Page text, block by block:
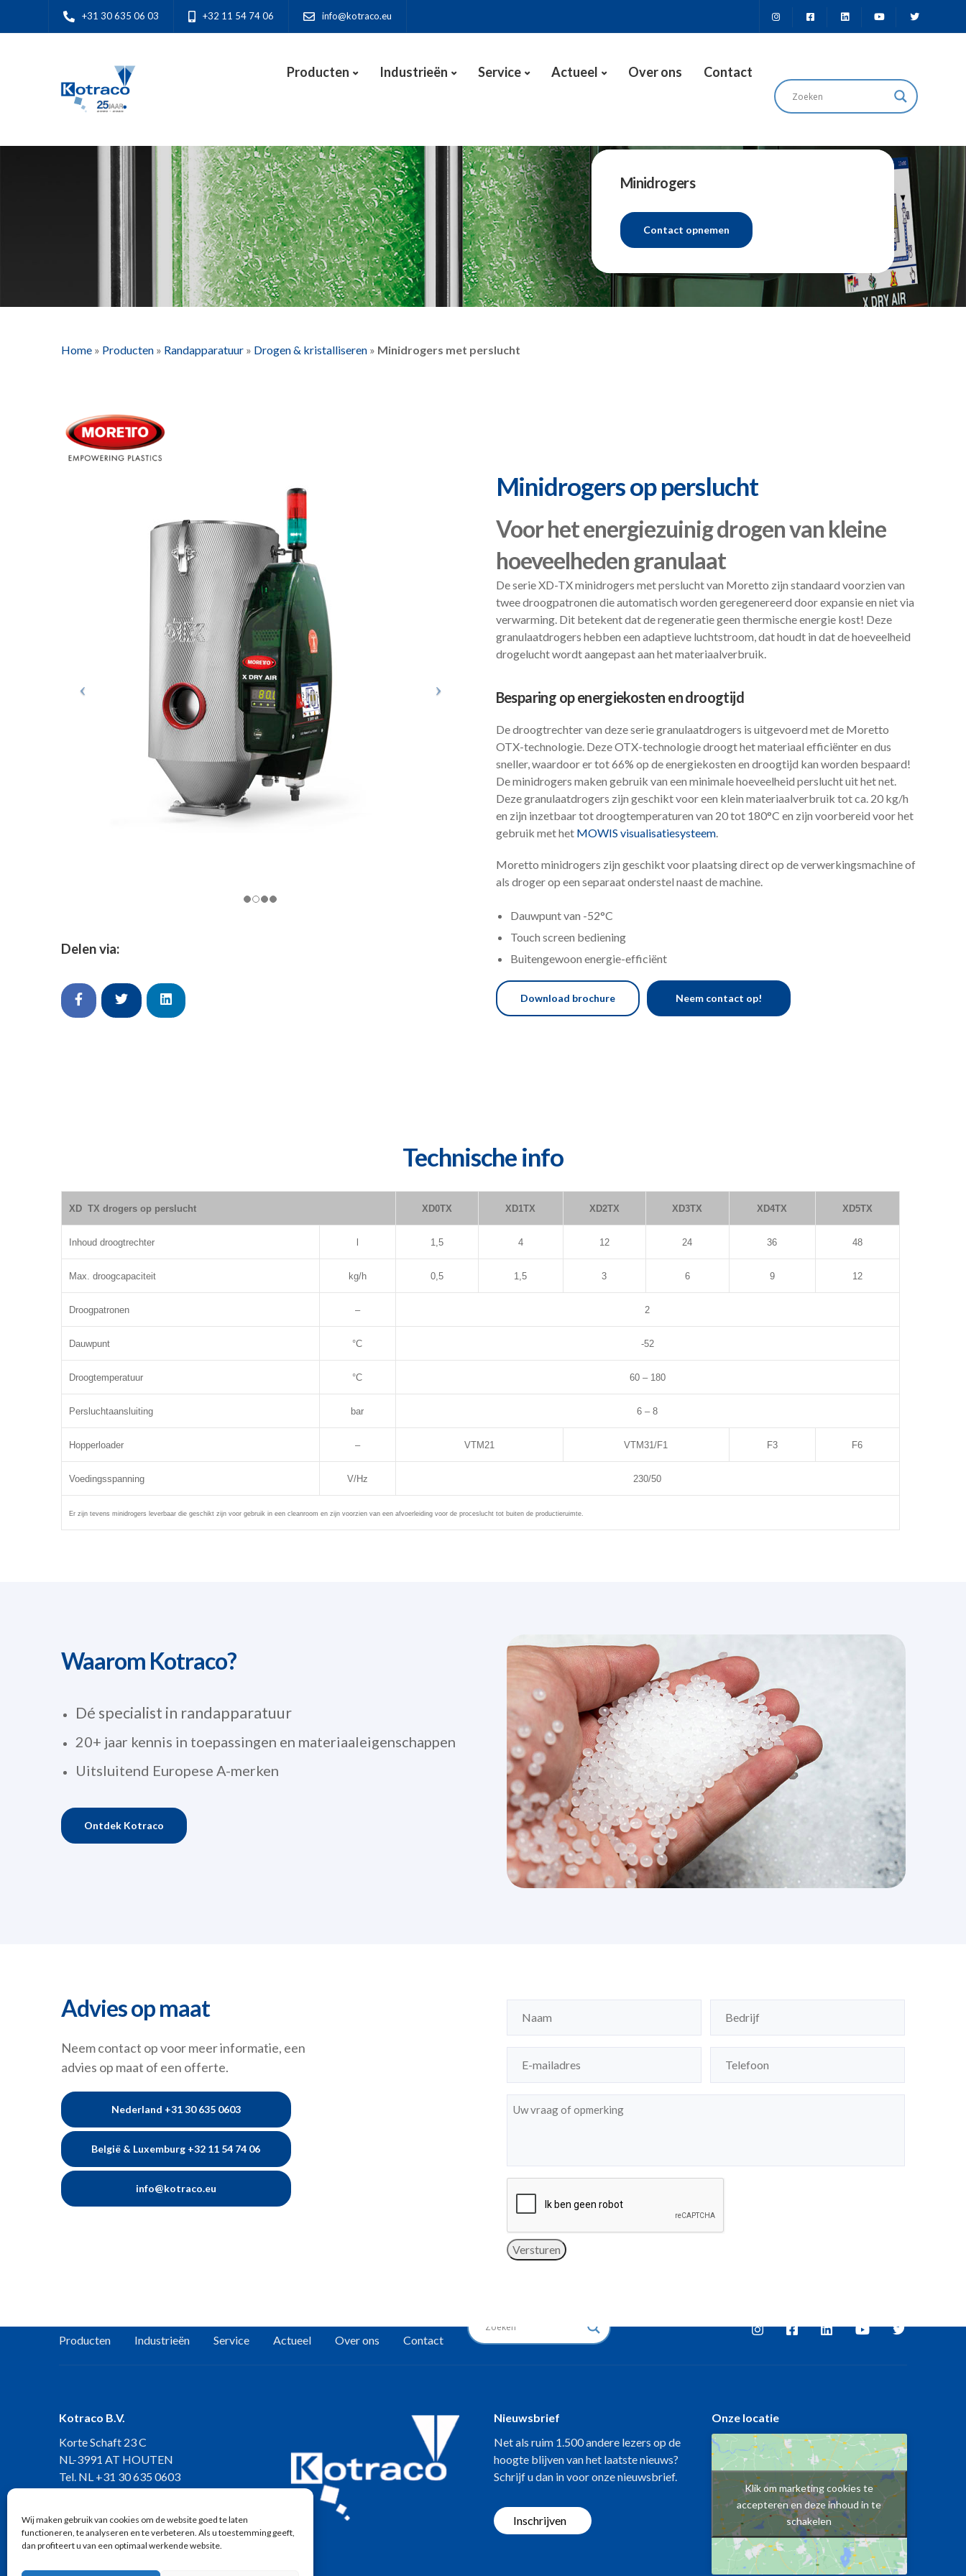
Wij maken gebruik van cookies om de website goed te laten
functioneren, te analyseren en te verbeteren. Als u toestemming geeft,
dan profiteert u van een optimaal werkende website.
+31 30 635 06 03 +32 11 54 74 06 info@kotraco.eu
Producten Industrieën Service Actueel Over ons Contact
Minidrogers
Contact opnemen
Home» Producten» Randapparatuur» Drogen & kristalliseren» Minidrogers met perslucht
Delen via:
Minidrogers op perslucht
Voor het energiezuinig drogen van kleine
hoeveelheden granulaat
De serie XD-TX minidrogers met perslucht van Moretto zijn standaard voorzien van
twee droogpatronen die automatisch worden geregenereerd door expansie en niet via
verwarming. Dit betekent dat de regeneratie geen thermische energie kost! Deze
granulaatdrogers hebben een adaptieve luchtstroom, dat houdt in dat de hoeveelheid
drogelucht wordt aangepast aan het materiaalverbruik.
Besparing op energiekosten en droogtijd
De droogtrechter van deze serie granulaatdrogers is uitgevoerd met de Moretto
OTX-technologie. Deze OTX-technologie droogt het materiaal efficiënter en dus
sneller, waardoor er tot 66% op de energiekosten en droogtijd kan worden bespaard!
De minidrogers maken gebruik van een minimale hoeveelheid perslucht uit het net.
Deze granulaatdrogers zijn geschikt voor een klein materiaalverbruik tot ca. 20 kg/h
en zijn inzetbaar tot droogtemperaturen van 20 tot 180°C en zijn voorbereid voor het
gebruik met het MOWIS visualisatiesysteem.
Moretto minidrogers zijn geschikt voor plaatsing direct op de verwerkingsmachine of
als droger op een separaat onderstel naast de machine.
Dauwpunt van -52°C
Touch screen bediening
Buitengewoon energie-efficiënt
Download brochure Neem contact op!
Technische info
XD TX drogers op perslucht XD0TX XD1TX XD2TX XD3TX XD4TX XD5TX
Inhoud droogtrechter 1,5 4 12 24 36 48
Max. droogcapaciteit kg/h 0,5 1,5 3 6 9 12
Droogpatronen – 2
Dauwpunt °C -52
Droogtemperatuur °C 60 – 180
Persluchtaansluiting bar 6 – 8
Hopperloader – VTM21 VTM31/F1 F3 F6
Voedingsspanning V/Hz 230/50
Er zijn tevens minidrogers leverbaar die geschikt zijn voor gebruik in een cleanroom en zijn voorzien van een afvoerleiding voor de proceslucht tot buiten de productieruimte.
Waarom Kotraco?
Dé specialist in randapparatuur
20+ jaar kennis in toepassingen en materiaaleigenschappen
Uitsluitend Europese A-merken
Ontdek Kotraco
Advies op maat
Neem contact op voor meer informatie, een
advies op maat of een offerte.
Nederland +31 30 635 0603
België & Luxemburg +32 11 54 74 06
info@kotraco.eu
mailadres(Vereist)
Versturen
Producten Industrieën Service Actueel Over ons Contact
Kotraco B.V.
Korte Schaft 23 C
NL-3991 AT HOUTEN
Tel. NL +31 30 635 0603
Nieuwsbrief
Net als ruim 1.500 andere lezers op de
hoogte blijven van het laatste nieuws?
Schrijf u dan in voor onze nieuwsbrief.
Inschrijven
Onze locatie
Klik om marketing cookies te
accepteren en deze inhoud in te
schakelen